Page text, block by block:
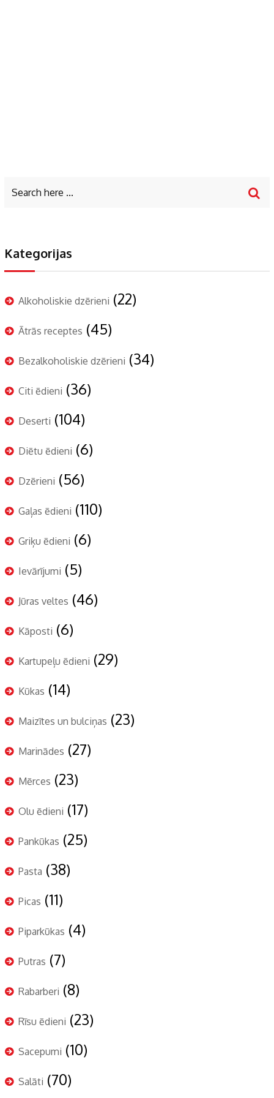
Kategorijas
Alkoholiskie dzērieni (22)
Ātrās receptes (45)
Bezalkoholiskie dzērieni (34)
Citi ēdieni (36)
Deserti (104)
Diētu ēdieni (6)
Dzērieni (56)
Gaļas ēdieni (110)
Griķu ēdieni (6)
Ievārījumi (5)
Jūras veltes (46)
Kāposti (6)
Kartupeļu ēdieni (29)
Kūkas (14)
Maizītes un bulciņas (23)
Marinādes (27)
Mērces (23)
Olu ēdieni (17)
Pankūkas (25)
Pasta (38)
Picas (11)
Piparkūkas (4)
Putras (7)
Rabarberi (8)
Rīsu ēdieni (23)
Sacepumi (10)
Salāti (70)